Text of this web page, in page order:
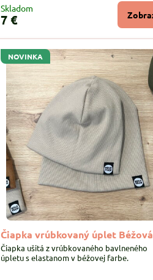
Skladom
7 €
NOVINKA
Čiapka vrúbkovaný úplet Béžová
Čiapka ušitá z vrúbkovaného bavlneného
úpletu s elastanom v béžovej farbe.